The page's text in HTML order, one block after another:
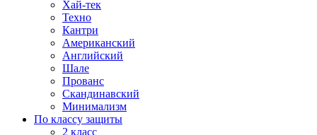
Хай-тек
Техно
Кантри
Американский
Английский
Шале
Прованс
Скандинавский
Минимализм
По классу защиты
2 класс